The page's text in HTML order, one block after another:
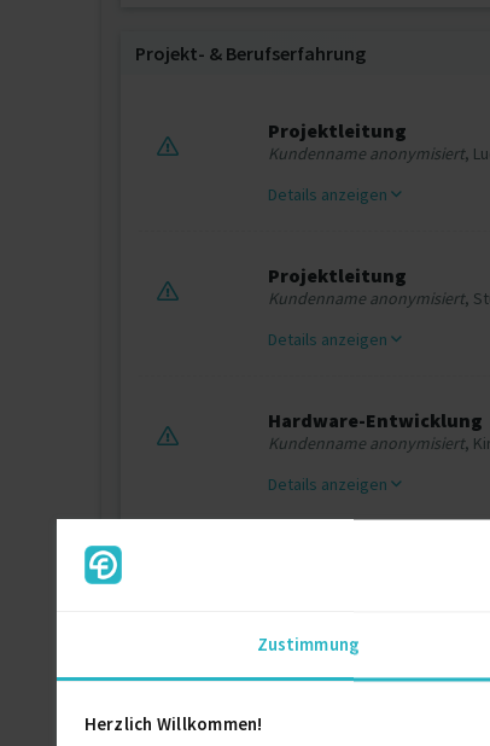
Zustimmung
Herzlich Willkommen!
Projekt‐ & Berufserfahrung
Projektleitung
Kundenname anonymisiert,
Details anzeigen
Projektleitung
Kundenname anonymisiert,
Details anzeigen
Hardware-Entwicklung
Kundenname anonymisiert,
Details anzeigen